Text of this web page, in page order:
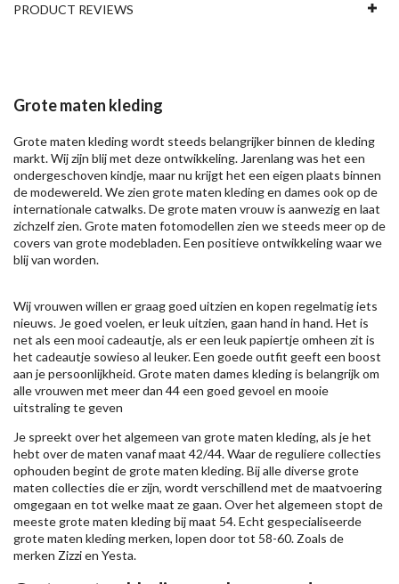
PRODUCT REVIEWS
Grote maten kleding
Grote maten kleding wordt steeds belangrijker binnen de kleding
markt. Wij zijn blij met deze ontwikkeling. Jarenlang was het een
ondergeschoven kindje, maar nu krijgt het een eigen plaats binnen
de modewereld. We zien grote maten kleding en dames ook op de
internationale catwalks. De grote maten vrouw is aanwezig en laat
zichzelf zien. Grote maten fotomodellen zien we steeds meer op de
covers van grote modebladen. Een positieve ontwikkeling waar we
blij van worden.
Wij vrouwen willen er graag goed uitzien en kopen regelmatig iets
nieuws. Je goed voelen, er leuk uitzien, gaan hand in hand. Het is
net als een mooi cadeautje, als er een leuk papiertje omheen zit is
het cadeautje sowieso al leuker. Een goede outfit geeft een boost
aan je persoonlijkheid. Grote maten dames kleding is belangrijk om
alle vrouwen met meer dan 44 een goed gevoel en mooie
uitstraling te geven
Je spreekt over het algemeen van grote maten kleding, als je het
hebt over de maten vanaf maat 42/44. Waar de reguliere collecties
ophouden begint de grote maten kleding. Bij alle diverse grote
maten collecties die er zijn, wordt verschillend met de maatvoering
omgegaan en tot welke maat ze gaan. Over het algemeen stopt de
meeste grote maten kleding bij maat 54. Echt gespecialiseerde
grote maten kleding merken, lopen door tot 58-60. Zoals de
merken Zizzien Yesta.